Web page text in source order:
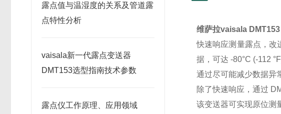
露点值与温湿度的关系及管道露
点特性分析
vaisala新一代露点变送器
DMT153选型指南技术参数
露点仪工作原理、应用领域
维萨拉vaisala
快速响应测量露点，改
据，可达 -80°C (-112
通过尽可能减少数据异
除了快速响应，通过
该变送器可实现原位测